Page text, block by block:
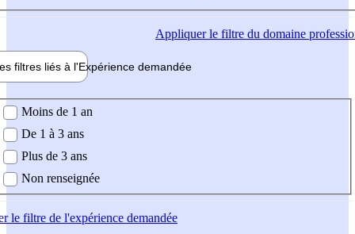
Appliquerle filtre du domaine
filtres liés à l'Expérience demandée
demandée
Moins de 1 an
De 1 à 3 ans
Plus de 3 ans
Non renseignée
le filtre de l'expérience demandée